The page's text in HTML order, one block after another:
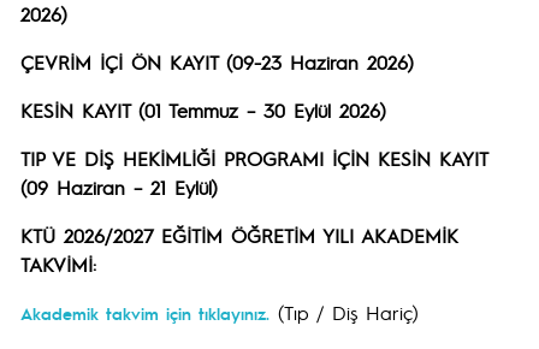
2026)
ÇEVRİM İÇİ ÖN KAYIT (09-23 Haziran 2026)
KESİN KAYIT (01 Temmuz – 30 Eylül 2026)
TIP VE DİŞ HEKİMLİĞİ PROGRAMI İÇİN KESİN KAYIT
(09 Haziran – 21 Eylül)
KTÜ 2026/2027 EĞİTİM ÖĞRETİM YILI AKADEMİK
TAKVİMİ:
Akademik takvim için tıklayınız. (Tıp / Diş Hariç)